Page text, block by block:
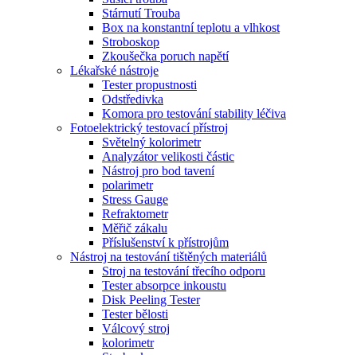
Stárnutí Trouba
Box na konstantní teplotu a vlhkost
Stroboskop
Zkoušečka poruch napětí
Lékařské nástroje
Tester propustnosti
Odstředivka
Komora pro testování stability léčiva
Fotoelektrický testovací přístroj
Světelný kolorimetr
Analyzátor velikosti částic
Nástroj pro bod tavení
polarimetr
Stress Gauge
Refraktometr
Měřič zákalu
Příslušenství k přístrojům
Nástroj na testování tištěných materiálů
Stroj na testování třecího odporu
Tester absorpce inkoustu
Disk Peeling Tester
Tester bělosti
Válcový stroj
kolorimetr